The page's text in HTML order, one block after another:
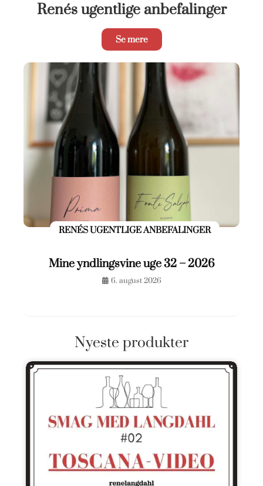
Renés ugentlige anbefalinger
Se mere
RENÉS UGENTLIGE ANBEFALINGER
Mine yndlingsvine uge 32 – 2026
6. august 2026
Nyeste produkter